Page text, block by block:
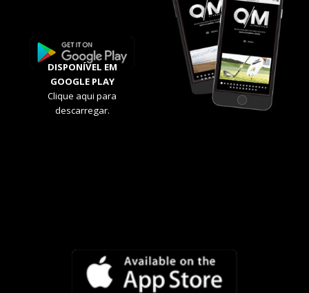
DISPONÍVEL EM
GOOGLE PLAY
Clique aqui para
descarregar.